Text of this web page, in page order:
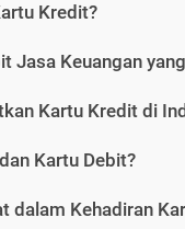
Kredit?
Jasa Keuangan
Kartu Kredit di
Kartu Debit?
dalam Kehadiran